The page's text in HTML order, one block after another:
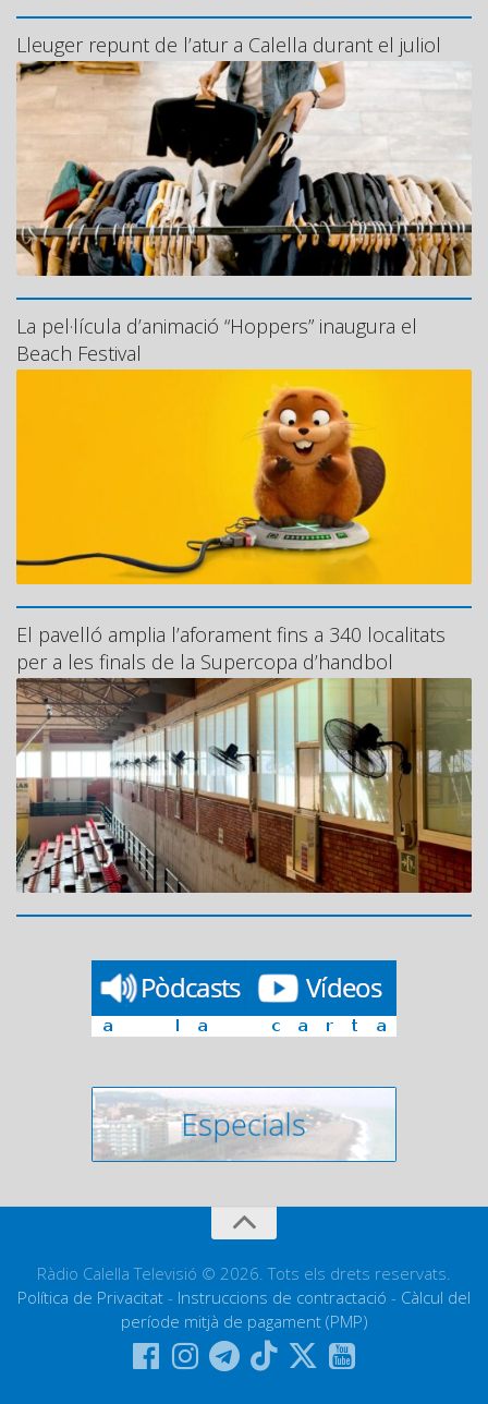
Lleuger repunt de l’atur a Calella durant el juliol
La pel·lícula d’animació “Hoppers” inaugura el
Beach Festival
El pavelló amplia l’aforament fins a 340 localitats
per a les finals de la Supercopa d’handbol
Ràdio Calella Televisió © 2026. Tots els drets reservats.
Política de Privacitat - Instruccions de contractació - Càlcul del
període mitjà de pagament (PMP)